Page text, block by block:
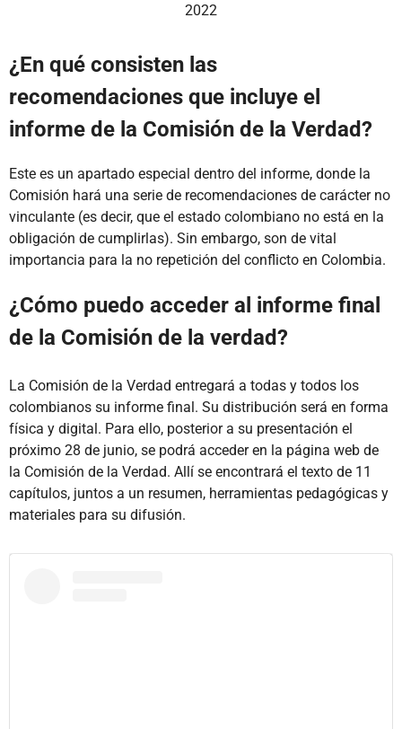
2022
¿En qué consisten las
recomendaciones que incluye el
informe de la Comisión de la Verdad?
Este es un apartado especial dentro del informe, donde la
Comisión hará una serie de recomendaciones de carácter no
vinculante (es decir, que el estado colombiano no está en la
obligación de cumplirlas). Sin embargo, son de vital
importancia para la no repetición del conflicto en Colombia.
¿Cómo puedo acceder al informe final
de la Comisión de la verdad?
La Comisión de la Verdad entregará a todas y todos los
colombianos su informe final. Su distribución será en forma
física y digital. Para ello, posterior a su presentación el
próximo 28 de junio, se podrá acceder en la página web de
la Comisión de la Verdad. Allí se encontrará el texto de 11
capítulos, juntos a un resumen, herramientas pedagógicas y
materiales para su difusión.